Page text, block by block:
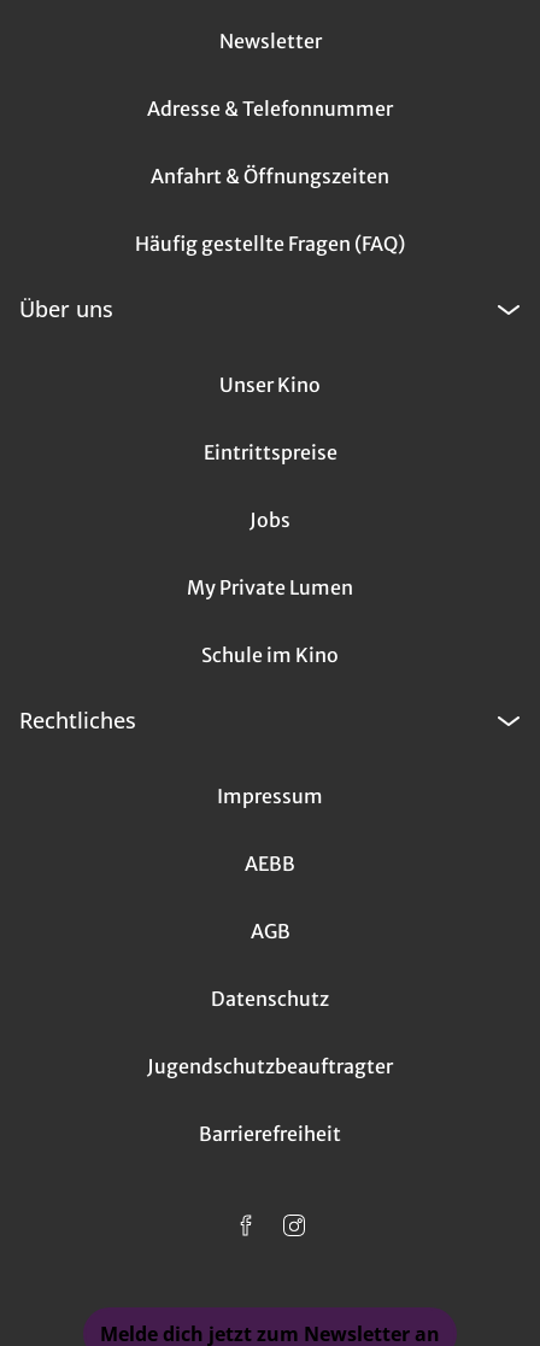
Newsletter
Adresse & Telefonnummer
Anfahrt & Öffnungszeiten
Häufig gestellte Fragen (FAQ)
Über uns
Unser Kino
Eintrittspreise
Jobs
My Private Lumen
Schule im Kino
Rechtliches
Impressum
AEBB
AGB
Datenschutz
Jugendschutzbeauftragter
Barrierefreiheit
Melde dich jetzt zum Newsletter an